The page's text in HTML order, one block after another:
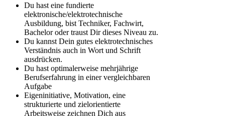
Du hast eine fundierte
elektronische/elektrotechnische
Ausbildung, bist Techniker, Fachwirt,
Bachelor oder traust Dir dieses Niveau zu.
Du kannst Dein gutes elektrotechnisches
Verständnis auch in Wort und Schrift
ausdrücken.
Du hast optimalerweise mehrjährige
Berufserfahrung in einer vergleichbaren
Aufgabe
Eigeninitiative, Motivation, eine
strukturierte und zielorientierte
Arbeitsweise zeichnen Dich aus